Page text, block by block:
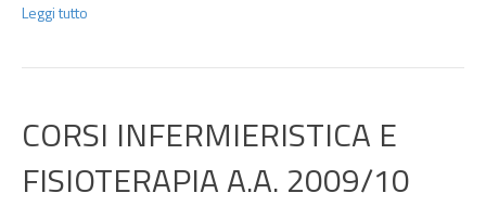
Leggi tutto
CORSI INFERMIERISTICA E
FISIOTERAPIA A.A. 2009/10